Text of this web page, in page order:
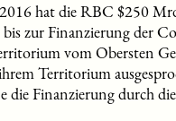
hat die RBC $250
zur Finanzierung der
vom Obersten
Territorium
die Finanzierung durch